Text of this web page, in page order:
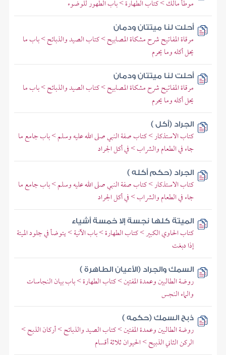
موطأ مالك > كتاب الطهارة > باب الطهور للوضوء
أحلت لنا ميتتان ودمان
مرقاة المفاتيح شرح مشكاة المصابيح > كتاب الصيد والذبائح > باب ما
يحل أكله وما يحرم
أحلت لنا ميتتان ودمان
مرقاة المفاتيح شرح مشكاة المصابيح > كتاب الصيد والذبائح > باب ما
يحل أكله وما يحرم
الجراد (أكل )
كتاب الاستذكار > كتاب صفة النبي صلى الله عليه وسلم > باب جامع ما
جاء في الطعام والشراب > في أكل الجراد
الجراد (حكم أكله )
كتاب الاستذكار > كتاب صفة النبي صلى الله عليه وسلم > باب جامع ما
جاء في الطعام والشراب > في أكل الجراد
الميتة كلها نجسة إلا خمسة أشياء
كتاب الحاوي الكبير > كتاب الطهارة > باب الآنية > يتوضأ في جلود الميتة
إذا دبغت
السمك والجراد (الأعيان الطاهرة )
روضة الطالبين وعمدة المفتين > كتاب الطهارة > باب بيان النجاسات
والماء النجس
ذبح السمك (حكمه )
روضة الطالبين وعمدة المفتين > كتاب الصيد والذبائح > أركان الذبح >
الركن الثاني الذبيح > الحيوان ثلاثة أقسام